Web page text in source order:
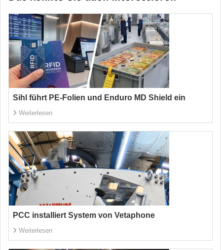
Sihl führt PE-Folien und Enduro MD Shield ein
Weiterlesen
PCC installiert System von Vetaphone
Weiterlesen